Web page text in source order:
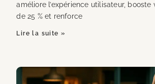
améliore l’expérience utilisateur, booste
de 25 % et renforce
Lire la suite »